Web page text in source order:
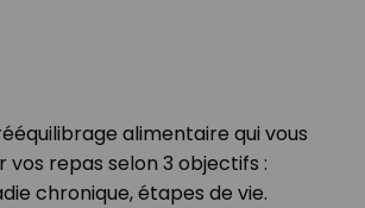
alimentaire qui vous
vos repas selon 3 objectifs :
chronique, étapes de vie.